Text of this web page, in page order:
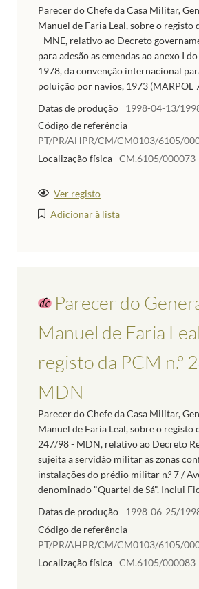
Parecer do Chefe da Casa Militar,
Manuel de Faria Leal, sobre o registo
- MNE, relativo ao Decreto
para adesão as emendas ao anexo I
1978, da convenção internacional
poluição por navios, 1973 (MARPOL
Datas de produção
1998-04-13/
Código de referência
PT/PR/AHPR/CM/CM0103/6105/
Localização física CM.6105/000073
Ver registo
Adicionar à lista
Parecer do
Manuel de Faria
registo da PCM n.º
MDN
Parecer do Chefe da Casa Militar,
Manuel de Faria Leal, sobre o registo
247/98 - MDN, relativo ao Decreto
sujeita a servidão militar as zonas
instalações do prédio militar n.º 7 /
denominado "Quartel de Sá". Inclui
Datas de produção
1998-06-25/
Código de referência
PT/PR/AHPR/CM/CM0103/6105/
Localização física CM.6105/000083